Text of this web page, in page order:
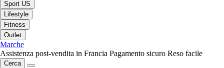
Sport US
Lifestyle
Fitness
Outlet
Marche
Assistenza post-vendita in Francia Pagamento sicuro Reso facile
Cerca